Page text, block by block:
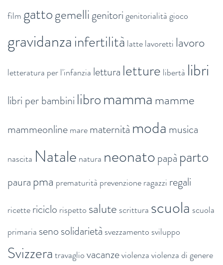
film gattogemelligenitorigenitorialitàgioco
gravidanzainfertilità lattelavoretti lavoro
letteratura per l'infanzia lettura letture libertà libri
libri per bambini libromamma mamme
mammeonlinemarematernità moda musica
nascita Natale natura neonatopapà parto
paura pma prematurità prevenzioneragazzi regali
ricettericiclo rispetto salute scrittura scuola scuola
primaria senosolidarietà svezzamento sviluppo
Svizzeratravagliovacanzeviolenzaviolenza di genere